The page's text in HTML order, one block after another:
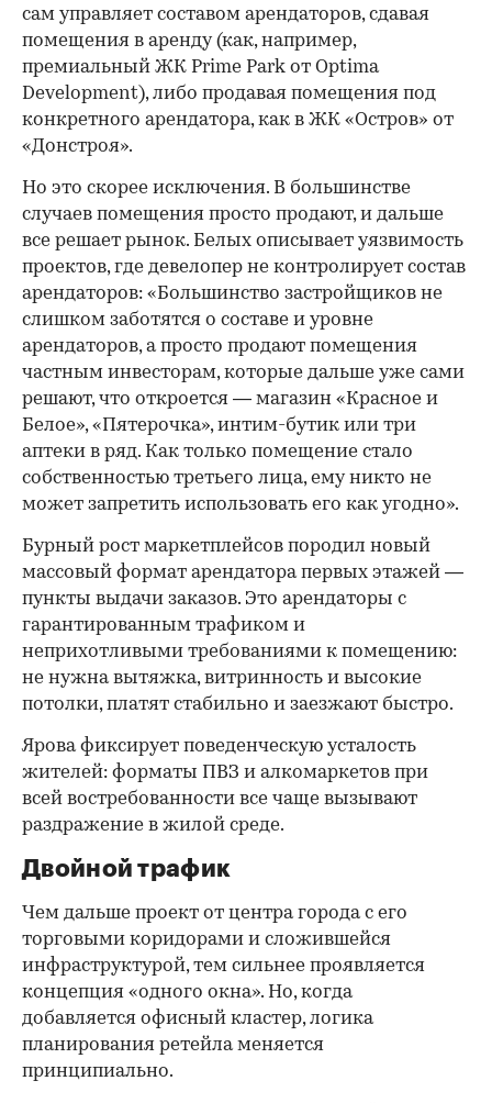
сам управляет составом арендаторов, сдавая
помещения в аренду (как, например,
премиальный ЖК Prime Park от Optima
Development), либо продавая помещения под
конкретного арендатора, как в ЖК «Остров» от
«Донстроя».
Но это скорее исключения. В большинстве
случаев помещения просто продают, и дальше
все решает рынок. Белых описывает уязвимость
проектов, где девелопер не контролирует состав
арендаторов: «Большинство застройщиков не
слишком заботятся о составе и уровне
арендаторов, а просто продают помещения
частным инвесторам, которые дальше уже сами
решают, что откроется — магазин «Красное и
Белое», «Пятерочка», интим-бутик или три
аптеки в ряд. Как только помещение стало
собственностью третьего лица, ему никто не
может запретить использовать его как угодно».
Бурный рост маркетплейсов породил новый
массовый формат арендатора первых этажей —
пункты выдачи заказов. Это арендаторы с
гарантированным трафиком и
неприхотливыми требованиями к помещению:
не нужна вытяжка, витринность и высокие
потолки, платят стабильно и заезжают быстро.
Ярова фиксирует поведенческую усталость
жителей: форматы ПВЗ и алкомаркетов при
всей востребованности все чаще вызывают
раздражение в жилой среде.
Двойной трафик
Чем дальше проект от центра города с его
торговыми коридорами и сложившейся
инфраструктурой, тем сильнее проявляется
концепция «одного окна». Но, когда
добавляется офисный кластер, логика
планирования ретейла меняется
принципиально.